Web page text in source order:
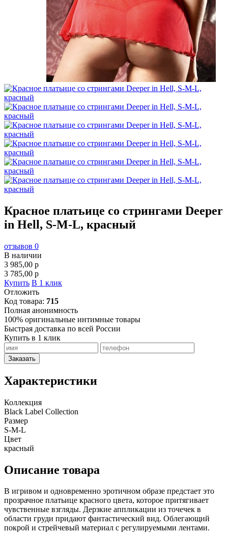
Красное платьице со стрингами Deeper
in Hell, S-M-L, красный
отзывов 0
В наличии
3 985,00 p
3 785,00 p
Купить В 1 клик
Отложить
Код товара: 715
Полная анонимность
100% оригинальные интимные товары
Быстрая доставка по всей России
Купить в 1 клик
Заказать
Характеристики
Коллекция
Black Label Collection
Размер
S-M-L
Цвет
красный
Описание товара
В игривом и одновременно эротичном образе предстает это
прозрачное платьице красного цвета, которое притягивает
чувственные взгляды. Дерзкие аппликации из точечек в
области груди придают фантастический вид. Облегающий
покрой и стрейчевый материал с регулируемыми лентами.